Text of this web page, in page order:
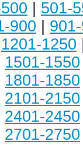
501-
900
1201-1250
1501-1550
1801-1850
2101-2150
2401-2450
2701-2750